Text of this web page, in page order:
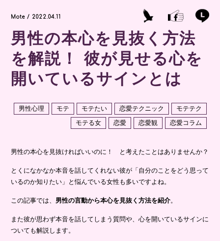
Mote / 2022.04.11
男性の本心を見抜く方法
を解説！ 彼が見せる心を
開いているサインとは
男性心理 モテ モテたい 恋愛テクニック
モテテク
モテる女
恋愛 恋愛観 恋愛コラム
男性の本心を見抜ければいいのに！ と考えたことはありませんか？
とくになかなか本音を話してくれない彼が「自分のことをどう思って
いるのか知りたい」と悩んでいる女性も多いですよね。
この記事では、 男性の言動から本心を見抜く方法を紹介。
また彼が思わず本音を話してしまう質問や、心を開いているサインに
ついても解説します。